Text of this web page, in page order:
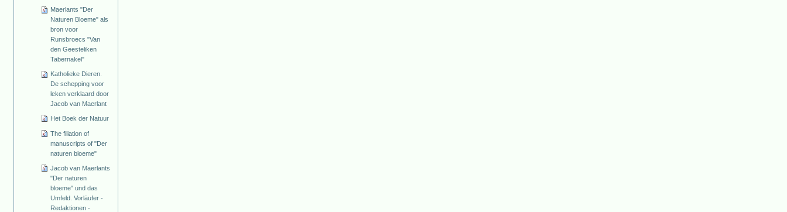
Maerlants "Der
Naturen Bloeme" als
bron voor
Runsbroecs "Van
den Geesteliken
Tabernakel"
Katholieke Dieren.
De schepping voor
leken verklaard door
Jacob van Maerlant
Het Boek der Natuur
The filiation of
manuscripts of "Der
naturen bloeme"
Jacob van Maerlants
"Der naturen
bloeme" und das
Umfeld. Vorläufer -
Redaktionen -